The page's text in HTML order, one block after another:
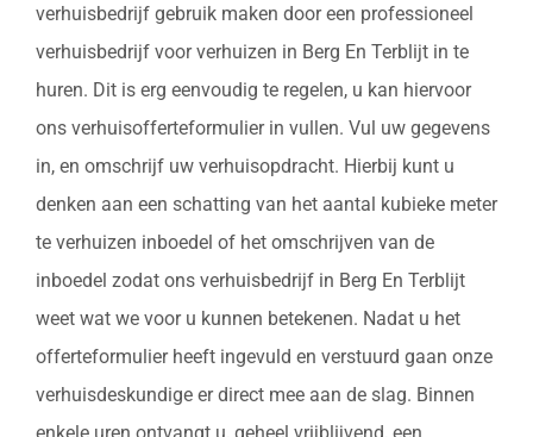
verhuisbedrijf gebruik maken door een professioneel
verhuisbedrijf voor verhuizen in Berg En Terblijt in te
huren. Dit is erg eenvoudig te regelen, u kan hiervoor
ons verhuisofferteformulier in vullen. Vul uw gegevens
in, en omschrijf uw verhuisopdracht. Hierbij kunt u
denken aan een schatting van het aantal kubieke meter
te verhuizen inboedel of het omschrijven van de
inboedel zodat ons verhuisbedrijf in Berg En Terblijt
weet wat we voor u kunnen betekenen. Nadat u het
offerteformulier heeft ingevuld en verstuurd gaan onze
verhuisdeskundige er direct mee aan de slag. Binnen